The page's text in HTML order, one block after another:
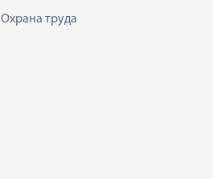
Охрана труда